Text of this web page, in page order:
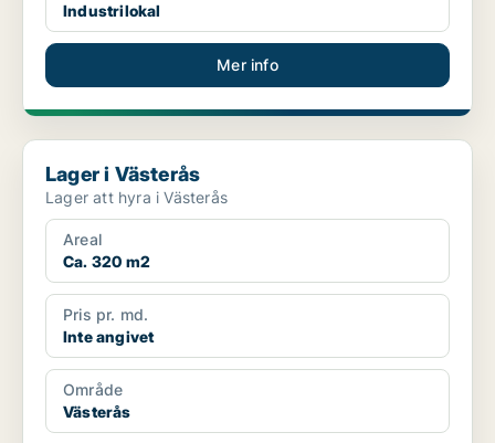
Industrilokal
Mer info
Lager i Västerås
Lager i Västerås
Lager att hyra i Västerås
Areal
Ca. 320 m2
Pris pr. md.
Inte angivet
Område
Västerås